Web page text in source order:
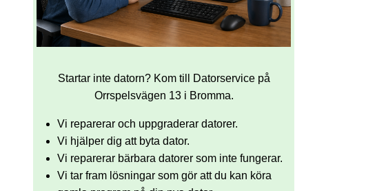
Startar inte datorn? Kom till Datorservice på
Orrspelsvägen 13 i Bromma.
Vi reparerar och uppgraderar datorer.
Vi hjälper dig att byta dator.
Vi reparerar bärbara datorer som inte fungerar.
Vi tar fram lösningar som gör att du kan köra